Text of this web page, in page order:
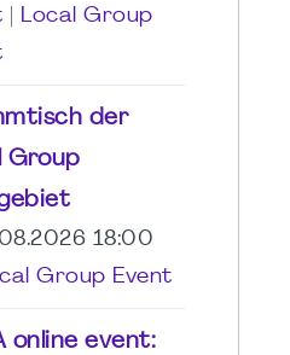
Local Group
der
Group
18:00
Group Event
online event: